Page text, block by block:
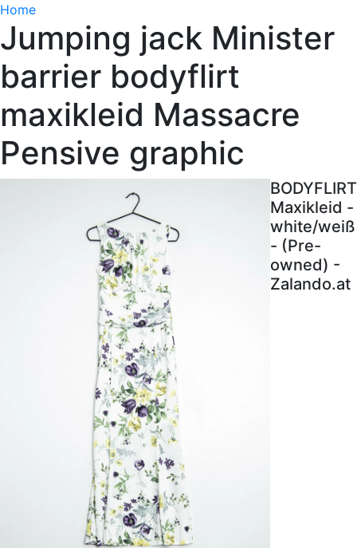
Home
Jumping jack Minister
barrier bodyflirt
maxikleid Massacre
Pensive graphic
BODYFLIRT
Maxikleid -
white/weiß
- (Pre-
owned) -
Zalando.at